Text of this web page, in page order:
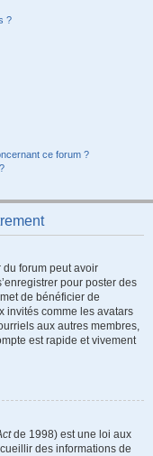
?
ce forum ?
du forum peut avoir
pour poster des
de bénéficier de
invités comme les avatars
aux autres membres,
est rapide et vivement
de 1998) est une loi aux
des informations de